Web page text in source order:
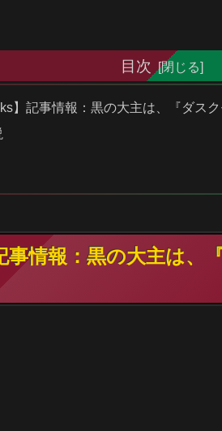
目次
】記事情報：黒の大主は、『ダス
事情報：黒の大主は、